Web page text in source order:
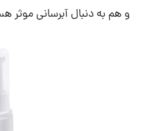
و هم به دنبال آبرسانی موثر